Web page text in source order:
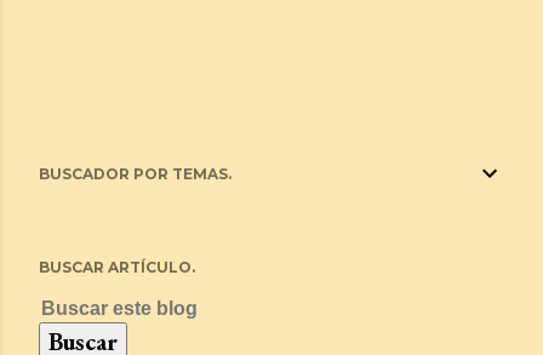
BUSCADOR POR TEMAS.
BUSCAR ARTÍCULO.